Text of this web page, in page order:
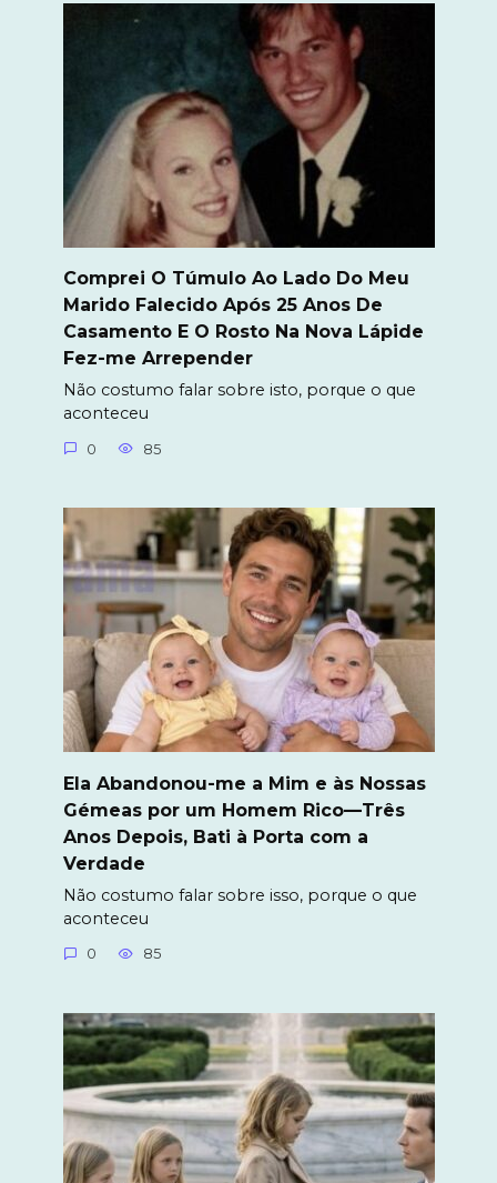
Comprei O Túmulo Ao Lado Do Meu
Marido Falecido Após 25 Anos De
Casamento E O Rosto Na Nova Lápide
Fez-me Arrepender
Não costumo falar sobre isto, porque o que
aconteceu
0 85
Ela Abandonou-me a Mim e às Nossas
Gémeas por um Homem Rico—Três
Anos Depois, Bati à Porta com a
Verdade
Não costumo falar sobre isso, porque o que
aconteceu
0 85